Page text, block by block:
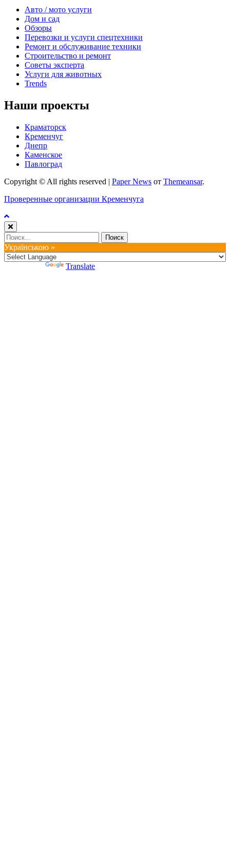
Авто / мото услуги
Дом и сад
Обзоры
Перевозки и услуги спецтехники
Ремонт и обслуживание техники
Строительство и ремонт
Советы эксперта
Услуги для животных
Trends
Наши проекты
Краматорск
Кременчуг
Днепр
Каменское
Павлоград
Copyright © All rights reserved | Paper News от Themeansar.
Проверенные организации Кременчуга
Найти:
Українською »
Translate